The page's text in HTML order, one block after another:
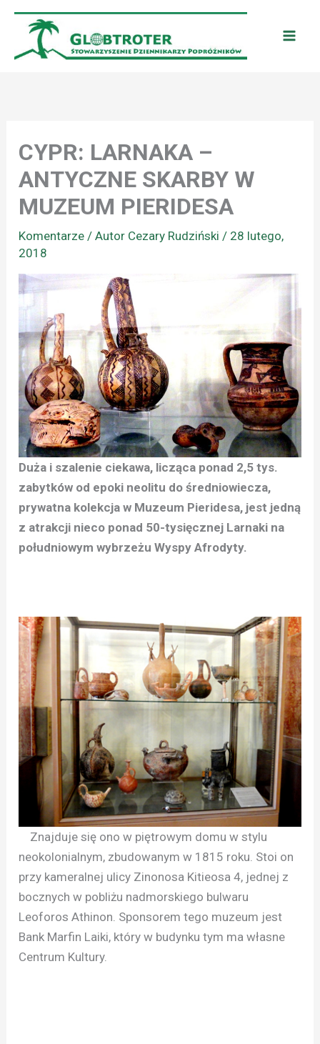
Przejdź
treści
CYPR: LARNAKA –
ANTYCZNE SKARBY W
MUZEUM PIERIDESA
Komentarze / Autor Cezary Rudziński/ 28 lutego,
2018
Duża i szalenie ciekawa, licząca ponad 2,5 tys.
zabytków od epoki neolitu do średniowiecza,
prywatna kolekcja w Muzeum Pieridesa, jest jedną
z atrakcji nieco ponad 50-tysięcznej Larnaki na
południowym wybrzeżu Wyspy Afrodyty.
Znajduje się ono w piętrowym domu w stylu
neokolonialnym, zbudowanym w 1815 roku. Stoi on
przy kameralnej ulicy Zinonosa Kitieosa 4, jednej z
bocznych w pobliżu nadmorskiego bulwaru
Leoforos Athinon. Sponsorem tego muzeum jest
Bank Marfin Laiki, który w budynku tym ma własne
Centrum Kultury.